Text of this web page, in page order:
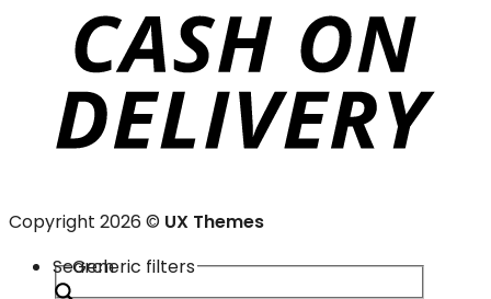
Copyright 2026 © UX Themes
Search
Generic filters